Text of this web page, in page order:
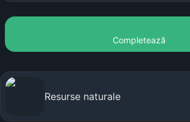
Completează
Resurse naturale